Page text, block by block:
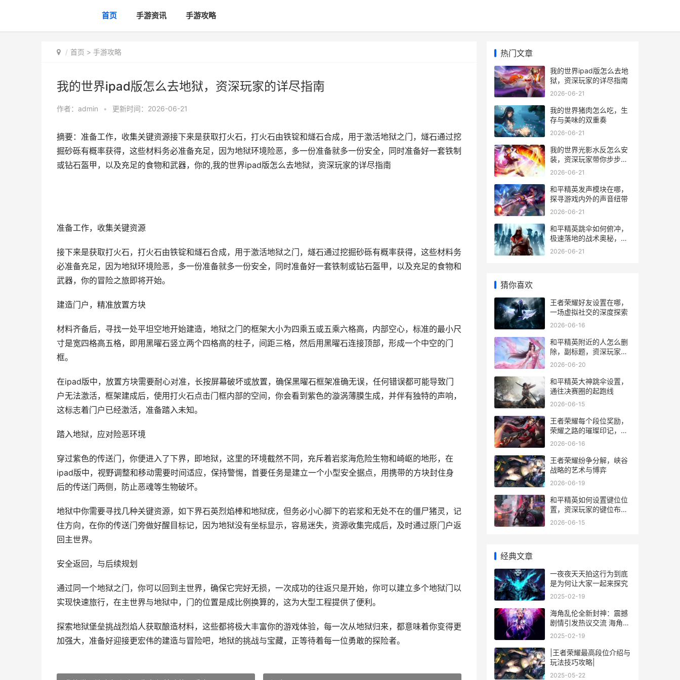
首页 手游资讯 手游攻略
首页 > 手游攻略
我的世界ipad版怎么去地狱，资深玩家的详尽指南
作者： admin • 更新时间：2026-06-21
摘要：准备工作，收集关键资源接下来是获取打火石，打火石由铁锭和燧石合成，用于激活地狱之门，燧石通过挖
掘砂砾有概率获得，这些材料务必准备充足，因为地狱环境险恶，多一份准备就多一份安全，同时准备好一套铁制
或钻石盔甲，以及充足的食物和武器，你的,我的世界ipad版怎么去地狱，资深玩家的详尽指南
准备工作，收集关键资源
接下来是获取打火石，打火石由铁锭和燧石合成，用于激活地狱之门，燧石通过挖掘砂砾有概率获得，这些材料务
必准备充足，因为地狱环境险恶，多一份准备就多一份安全，同时准备好一套铁制或钻石盔甲，以及充足的食物和
武器，你的冒险之旅即将开始。
建造门户，精准放置方块
材料齐备后，寻找一处平坦空地开始建造，地狱之门的框架大小为四乘五或五乘六格高，内部空心，标准的最小尺
寸是宽四格高五格，即用黑曜石竖立两个四格高的柱子，间距三格，然后用黑曜石连接顶部，形成一个中空的门
框。
在ipad版中，放置方块需要耐心对准，长按屏幕破坏或放置，确保黑曜石框架准确无误，任何错误都可能导致门
户无法激活，框架建成后，使用打火石点击门框内部的空间，你会看到紫色的漩涡薄膜生成，并伴有独特的声响，
这标志着门户已经激活，准备踏入未知。
踏入地狱，应对险恶环境
穿过紫色的传送门，你便进入了下界，即地狱，这里的环境截然不同，充斥着岩浆海危险生物和崎岖的地形，在
ipad版中，视野调整和移动需要时间适应，保持警惕，首要任务是建立一个小型安全据点，用携带的方块封住身
后的传送门两侧，防止恶魂等生物破坏。
地狱中你需要寻找几种关键资源，如下界石英烈焰棒和地狱疣，但务必小心脚下的岩浆和无处不在的僵尸猪灵，记
住方向，在你的传送门旁做好醒目标记，因为地狱没有坐标显示，容易迷失，资源收集完成后，及时通过原门户返
回主世界。
安全返回，与后续规划
通过同一个地狱之门，你可以回到主世界，确保它完好无损，一次成功的往返只是开始，你可以建立多个地狱门以
实现快速旅行，在主世界与地狱中，门的位置是成比例换算的，这为大型工程提供了便利。
探索地狱堡垒挑战烈焰人获取酿造材料，这些都将极大丰富你的游戏体验，每一次从地狱归来，都意味着你变得更
加强大，准备好迎接更宏伟的建造与冒险吧，地狱的挑战与宝藏，正等待着每一位勇敢的探险者。
热门文章
我的世界ipad版怎么去地
狱，资深玩家的详尽指南
2026-06-21
我的世界猪肉怎么吃，生
存与美味的双重奏
2026-06-21
我的世界光影水反怎么安
装，资深玩家带你步步通
关，视觉革命之旅
2026-06-21
和平精英发声模块在哪，
探寻游戏内外的声音纽带
2026-06-21
和平精英跳伞如何俯冲，
极速落地的战术奥秘，副
标题，掌握俯冲技巧决胜
2026-06-21
猜你喜欢
王者荣耀好友设置在哪，
一场虚拟社交的深度探索
2026-06-16
和平精英附近的人怎么删
除，副标题，资深玩家详
解社交功能净化指南
2026-06-20
和平精英大神跳伞设置，
通往决赛圈的起跑线
2026-06-15
王者荣耀每个段位奖励，
荣耀之路的璀璨印记，副
标题，段位征程中的成长
2026-06-16
王者荣耀纷争分解，峡谷
战略的艺术与博弈
2026-06-19
和平精英如何设置键位位
置，资深玩家的键位布局
哲学，副标题，指尖战场
2026-06-15
经典文章
一夜夜天天拍这行为到底
是为何让大家一起来探究
2025-02-19
海角乱伦全新封神：震撼
剧情引发热议交流 海角杂
谈
2025-02-19
|王者荣耀最高段位介绍与
玩法技巧攻略|
2025-05-22